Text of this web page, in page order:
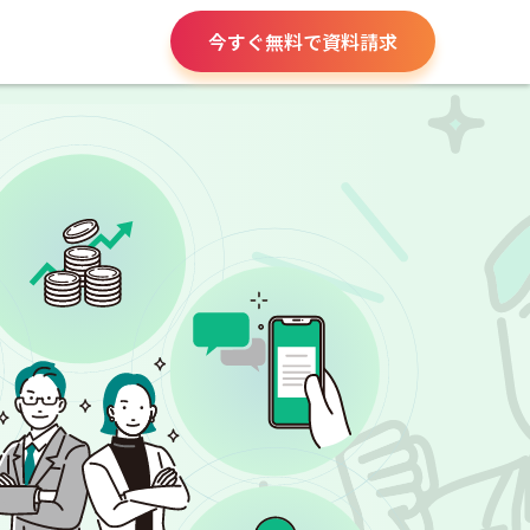
今すぐ無料で資料請求
役所手続き